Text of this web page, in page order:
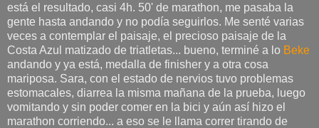
está el resultado, casi 4h. 50' de marathon, me pasaba la
gente hasta andando y no podía seguirlos. Me senté varias
veces a contemplar el paisaje, el precioso paisaje de la
Costa Azul matizado de triatletas... bueno, terminé a lo Beke
andando y ya está, medalla de finisher y a otra cosa
mariposa. Sara, con el estado de nervios tuvo problemas
estomacales, diarrea la misma mañana de la prueba, luego
vomitando y sin poder comer en la bici y aún así hizo el
marathon corriendo... a eso se le llama correr tirando de